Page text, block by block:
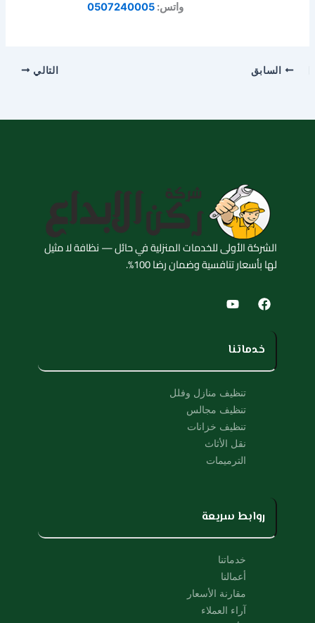
واتس:0507240005
السابق التالي
الشركة الأولى للخدمات المنزلية في حائل — نظافة لا مثيل
لها بأسعار تنافسية وضمان رضا 100%.
F
a
b
o
Y
o
u
e
خدماتنا
تنظيف منازل وفلل
تنظيف مجالس
تنظيف خزانات
نقل الأثاث
الترميمات
روابط سريعة
خدماتنا
أعمالنا
مقارنة الأسعار
آراء العملاء